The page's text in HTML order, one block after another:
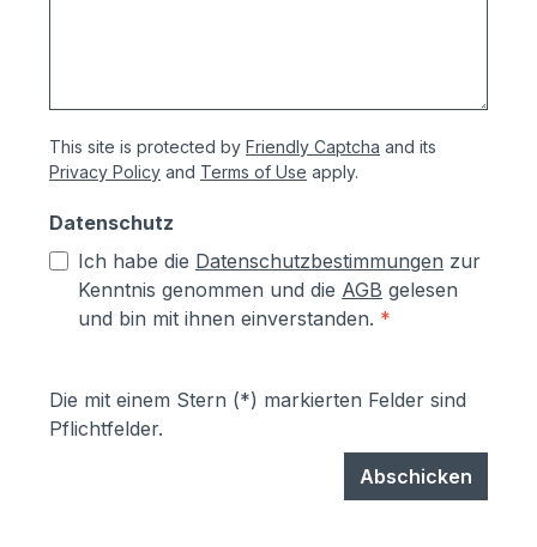
This site is protected by Friendly Captcha and its
Privacy Policy and Terms of Use apply.
Datenschutz
Ich habe die Datenschutzbestimmungen zur
Kenntnis genommen und die AGB gelesen
und bin mit ihnen einverstanden. *
Die mit einem Stern (*) markierten Felder sind
Pflichtfelder.
Abschicken